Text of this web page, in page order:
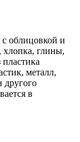
с облицовкой и
хлопка, глины,
металл,
другого
в